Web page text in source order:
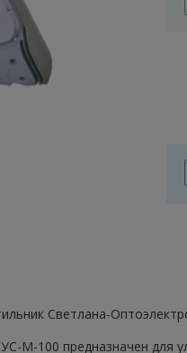
Светлана-
М-100 предназначен